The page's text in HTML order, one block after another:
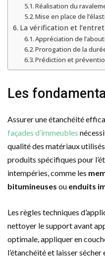
Réalisation du
Mise en place de
La vérification et
Appréciation de
Prorogation de la
Prédiction et
Les
Assurer une étanchéité
façades d’immeubles
qualité des matériaux
produits spécifiques pour
intempéries, comme les
bitumineuses ou enduits
Les règles techniques
nettoyer le support avant
optimale, appliquer en
l’étanchéité et laisser sécher